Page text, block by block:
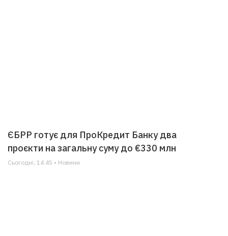
ЄБРР готує для ПроКредит Банку два
проєкти на загальну суму до €330 млн
Сьогодні, 14:45 • Новини